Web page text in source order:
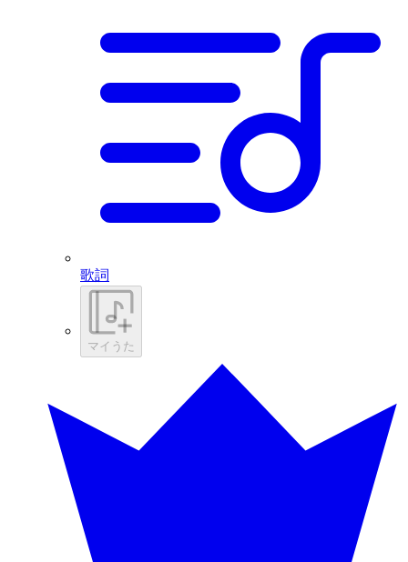
歌詞
マイうた